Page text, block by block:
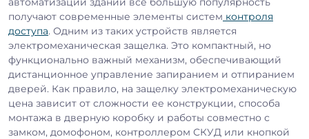
получают современные элементы систем контроля
доступа. Одним из таких устройств является
электромеханическая защелка. Это компактный, но
функционально важный механизм, обеспечивающий
дистанционное управление запиранием и отпиранием
дверей. Как правило, на защелку электромеханическую
цена зависит от сложности ее конструкции, способа
монтажа в дверную коробку и работы совместно с
замком, домофоном, контроллером СКУД или кнопкой